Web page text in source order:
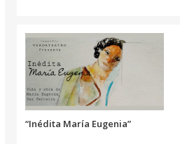
“Inédita María Eugenia”